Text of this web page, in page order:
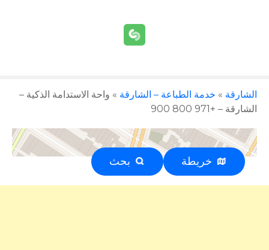
الشارقة » خدمة الطباعة – الشارقة » واحة الاستدامة الذكية –
الشارقة – +971 800 900
خريطة بحثإعلان